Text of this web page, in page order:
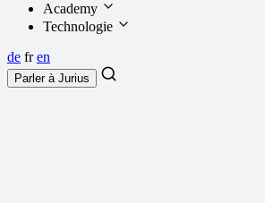
Academy
Technologie
de fr en
Parler à Jurius